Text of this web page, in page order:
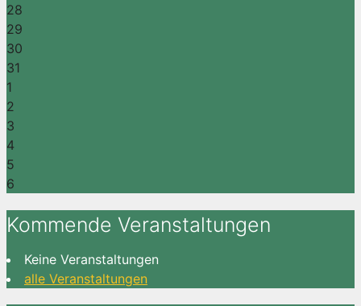
28
29
30
31
1
2
3
4
5
6
Kommende Veranstaltungen
Keine Veranstaltungen
alle Veranstaltungen